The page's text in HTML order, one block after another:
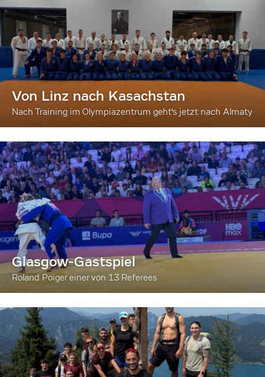
Von Linz nach Kasachstan
Nach Training im Olympiazentrum geht's jetzt nach Almaty
Glasgow-Gastspiel
Roland Poiger einer von 13 Referees